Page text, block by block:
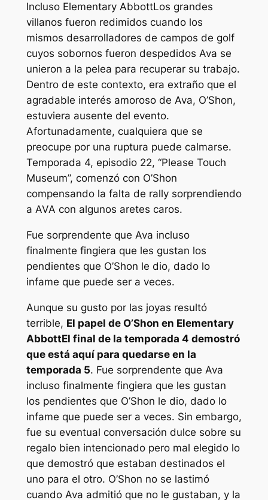
Incluso Elementary AbbottLos grandes
villanos fueron redimidos cuando los
mismos desarrolladores de campos de golf
cuyos sobornos fueron despedidos Ava se
unieron a la pelea para recuperar su trabajo.
Dentro de este contexto, era extraño que el
agradable interés amoroso de Ava, O’Shon,
estuviera ausente del evento.
Afortunadamente, cualquiera que se
preocupe por una ruptura puede calmarse.
Temporada 4, episodio 22, “Please Touch
Museum”, comenzó con O’Shon
compensando la falta de rally sorprendiendo
a AVA con algunos aretes caros.
Fue sorprendente que Ava incluso
finalmente fingiera que les gustan los
pendientes que O’Shon le dio, dado lo
infame que puede ser a veces.
Aunque su gusto por las joyas resultó
terrible, El papel de O’Shon en Elementary
AbbottEl final de la temporada 4 demostró
que está aquí para quedarse en la
temporada 5. Fue sorprendente que Ava
incluso finalmente fingiera que les gustan
los pendientes que O’Shon le dio, dado lo
infame que puede ser a veces. Sin embargo,
fue su eventual conversación dulce sobre su
regalo bien intencionado pero mal elegido lo
que demostró que estaban destinados el
uno para el otro. O’Shon no se lastimó
cuando Ava admitió que no le gustaban, y la